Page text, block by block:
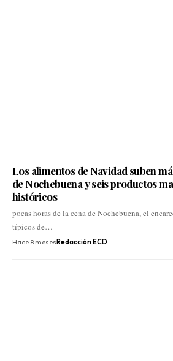
Los alimentos de Navidad suben
de Nochebuena y seis productos
históricos
pocas horas de la cena de Nochebuena, el
típicos de…
Hace 8 mesesRedacción ECD